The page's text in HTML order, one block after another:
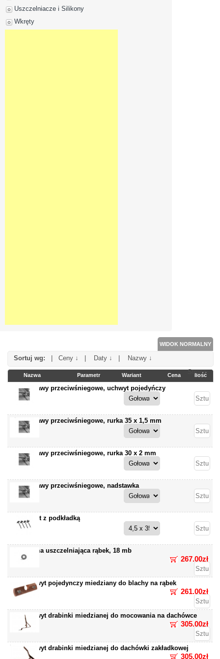
Uszczelniacze i Silikony
Wkręty
WIDOK NORMALNY
Sortuj wg: Ceny ↓ Daty ↓
Nazwy ↓
Strona:
Nazwa
produktu
Parametr Wariant Cena Ilość
Zastawy przeciwśniegowe, uchwyt pojedyńczy
Zastawy przeciwśniegowe, rurka 35 x 1,5 mm
Zastawy przeciwśniegowe, rurka 30 x 2 mm
Zastawy przeciwśniegowe, nadstawka
Wkręt z podkładką
Taśma uszczelniająca rąbek, 18 mb
267.00zł
Uchwyt pojedynczy miedziany do blachy na rąbek
261.00zł
Uchwyt drabinki miedzianej do mocowania na dachówce
305.00zł
Uchwyt drabinki miedzianej do dachówki zakładkowej
305.00zł